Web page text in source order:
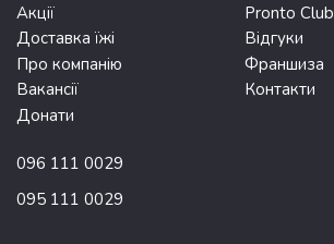
Акції
Pronto Club
Доставка їжі
Відгуки
Про компанію
Франшиза
Вакансії
Контакти
Донати
096 111 0029
095 111 0029